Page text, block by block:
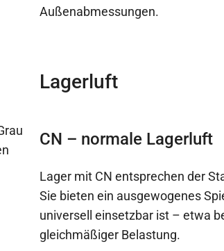
Außenabmessungen.
Lagerluft
CN – normale Lagerluft
Lager mit CN entsprechen der
Sie bieten ein ausgewogenes
universell einsetzbar ist – etwa
gleichmäßiger Belastung.